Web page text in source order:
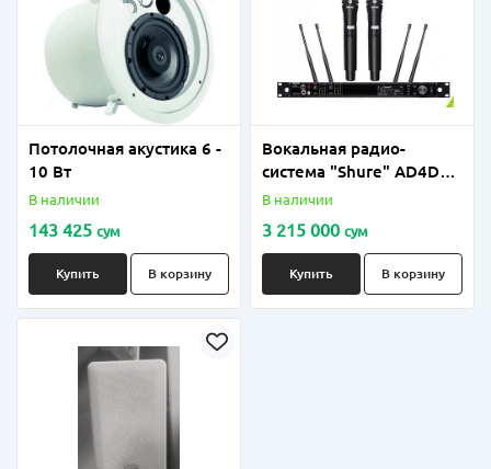
Потолочная акустика 6 -
10 Вт
В наличии
143 425 сум
Купить В корзину
Вокальная радио-
система "Shure" AD4D
(2-х канальный
В наличии
3 215 000 сум
Купить В корзину